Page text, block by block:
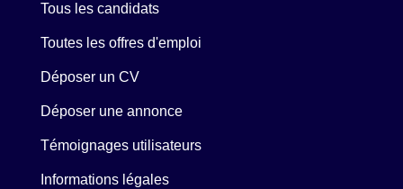
Tous les candidats
Toutes les offres d'emploi
Déposer un CV
Déposer une annonce
Témoignages utilisateurs
Informations légales